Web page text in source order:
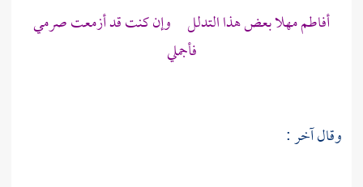
أفاطم مهلا بعض هذا التدلل وإن كنت قد أزمعت صرمي
فأجملي
وقال آخر :